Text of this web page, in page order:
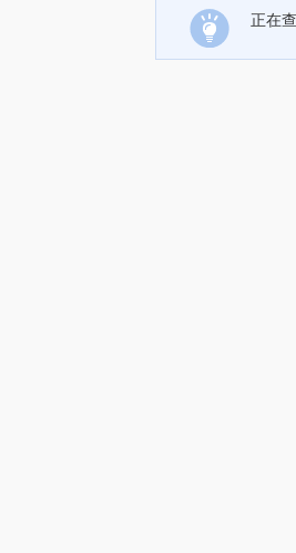
正在